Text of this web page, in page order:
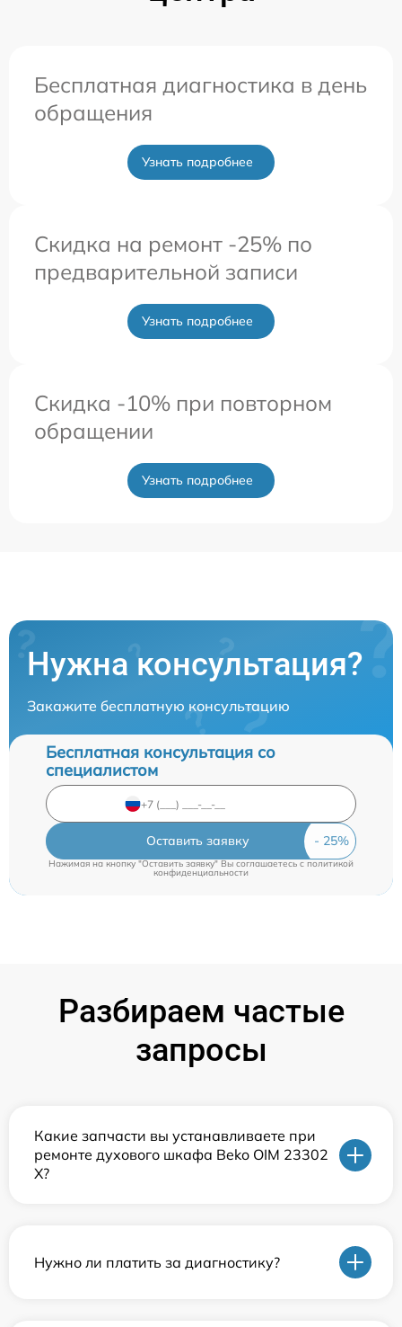
Бесплатная диагностика в день
обращения
Узнать подробнее
Скидка на ремонт -25% по
предварительной записи
Узнать подробнее
Скидка -10% при повторном
обращении
Узнать подробнее
Нужна консультация?
Закажите бесплатную консультацию
Бесплатная консультация со
специалистом
Оставить заявку
Нажимая на кнопку "Оставить заявку" Вы соглашаетесь c политикой
конфиденциальности
Разбираем частые
запросы
Какие запчасти вы устанавливаете при
ремонте духового шкафа Beko OIM 23302
X?
Нужно ли платить за диагностику?